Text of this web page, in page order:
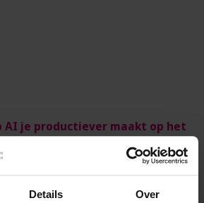
Details Over
AI je productiever maakt op het